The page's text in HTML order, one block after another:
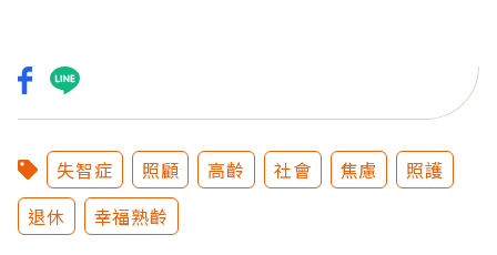
失智症 照顧 高齡 社會 焦慮
照護
退休
幸福熟齡